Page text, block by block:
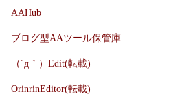
AAHub
ブログ型AAツール保管庫
（´д｀）Edit(転載)
OrinrinEditor(転載)